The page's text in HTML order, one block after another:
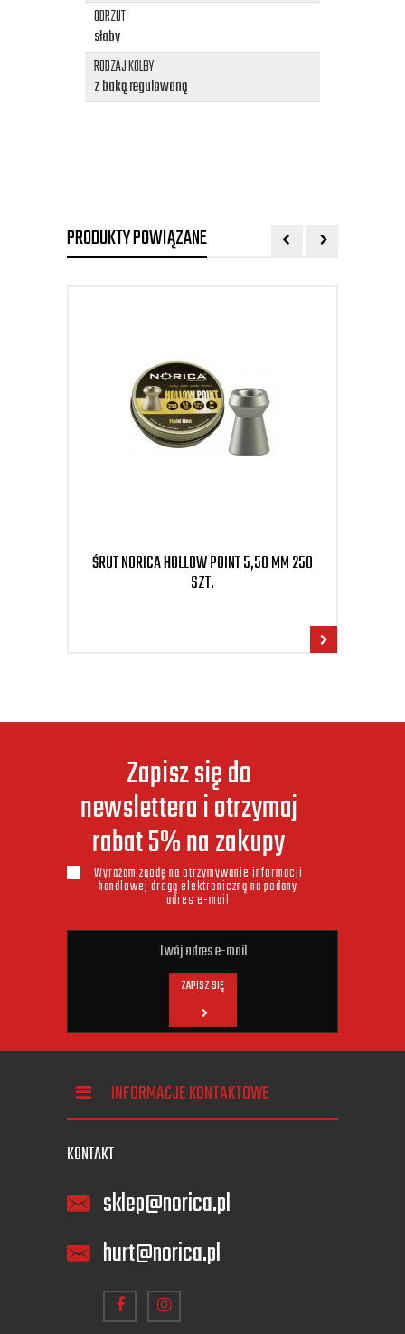
ODRZUT
słaby
RODZAJ KOLBY
z baką regulowaną
PRODUKTY POWIĄZANE
ŚRUT NORICA HOLLOW POINT 5,50 MM 250
SZT.
Zapisz się do
newslettera i otrzymaj
rabat 5% na zakupy
Wyrażam zgodę na otrzymywanie informacji
handlowej drogą elektroniczną na podany
adres e-mail
ZAPISZ SIĘ
INFORMACJE KONTAKTOWE
KONTAKT
sklep@norica.pl
hurt@norica.pl